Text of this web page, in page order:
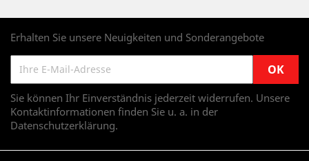
Erhalten Sie unsere Neuigkeiten und Sonderangebote
Sie können Ihr Einverständnis jederzeit widerrufen. Unsere
Kontaktinformationen finden Sie u. a. in der
Datenschutzerklärung.